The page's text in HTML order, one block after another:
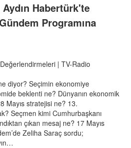
Habertürk'te
Programına
| TV-Radio
diyor? Seçimin ekonomiye
beklenti ne? Dünyanın ekonomik
Mayıs stratejisi ne? 13.
Seçmen kimi Cumhurbaşkanı
çıkan mesaj ne? 17 Mayıs
Zeliha Saraç sordu;